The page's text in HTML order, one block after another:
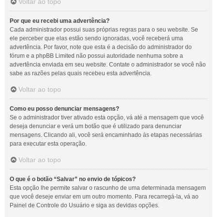
Por que eu recebi uma advertência?
Cada administrador possui suas próprias regras para o seu website. Se
ele perceber que elas estão sendo ignoradas, você receberá uma
advertência. Por favor, note que esta é a decisão do administrador do
fórum e a phpBB Limited não possui autoridade nenhuma sobre a
advertência enviada em seu website. Contate o administrador se você não
sabe as razões pelas quais recebeu esta advertência.
Voltar ao topo
Como eu posso denunciar mensagens?
Se o administrador tiver ativado esta opção, vá até a mensagem que você
deseja denunciar e verá um botão que é utilizado para denunciar
mensagens. Clicando ali, você será encaminhado às etapas necessárias
para executar esta operação.
Voltar ao topo
O que é o botão “Salvar” no envio de tópicos?
Esta opção lhe permite salvar o rascunho de uma determinada mensagem
que você deseje enviar em um outro momento. Para recarregá-la, vá ao
Painel de Controle do Usuário e siga as devidas opções.